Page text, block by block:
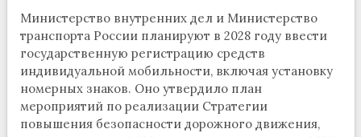
Министерство внутренних дел и Министерство
транспорта России планируют в 2028 году ввести
государственную регистрацию средств
индивидуальной мобильности, включая установку
номерных знаков. Оно утвердило план
мероприятий по реализации Стратегии
повышения безопасности дорожного движения,